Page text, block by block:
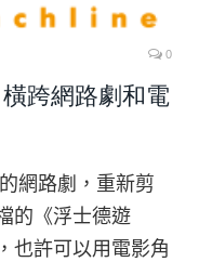
0
跨網路劇和電
網路劇，重新剪
的《浮士德遊
也許可以用電影角